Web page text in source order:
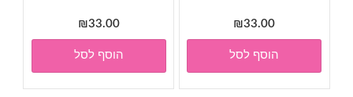
₪33.00
הוסף לסל
₪33.00
הוסף לסל